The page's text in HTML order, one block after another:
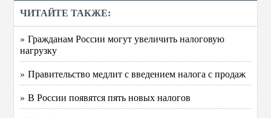
ЧИТАЙТЕ ТАКЖЕ:
» Гражданам России могут увеличить налоговую
нагрузку
» Правительство медлит с введением налога с продаж
» В России появятся пять новых налогов